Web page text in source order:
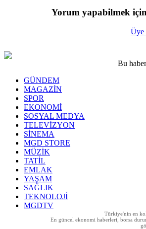
Yorum yapabilmek için
Üye
Bu
GÜNDEM
MAGAZİN
SPOR
EKONOMİ
SOSYAL MEDYA
TELEVİZYON
SİNEMA
MGD STORE
MÜZİK
TATİL
EMLAK
YAŞAM
SAĞLIK
TEKNOLOJİ
MGDTV
Türkiye'nin en
En güncel ekonomi haberleri, borsa